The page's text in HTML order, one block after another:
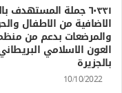
٦٠٣٣١ جملة المستهدف
الاضافية من الاطفال
والمرضعات بدعم من
العون الاسلامي
بالجزيرة
10/10/2022